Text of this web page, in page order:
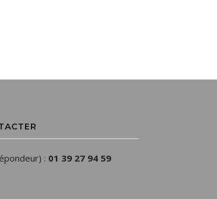
: 01 39 27 94 59